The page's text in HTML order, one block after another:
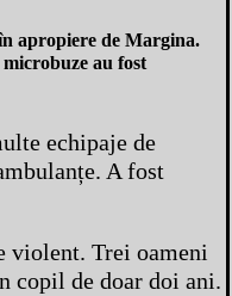
apropiere de Margina.
microbuze au fost
echipaje de
A fost
violent. Trei oameni
copil de doar doi ani.